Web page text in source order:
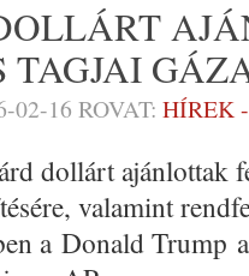
02-16 ROVAT: HÍREK
dollárt ajánlottak
valamint
a Donald Trump